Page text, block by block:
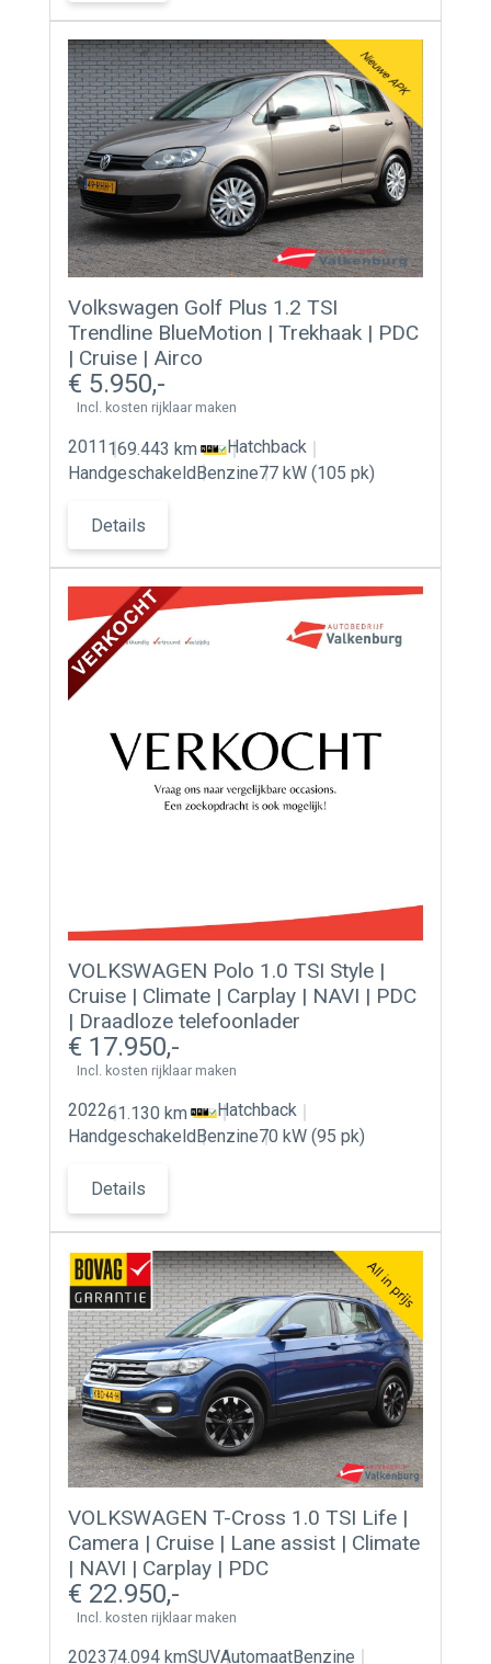
Volkswagen Golf Plus 1.2 TSI
Trendline BlueMotion | Trekhaak | PDC
| Cruise | Airco
5.950
Incl. kosten rijklaar maken
2011169.443 km
Hatchback
HandgeschakeldBenzine77 kW (105 pk)
Details
VOLKSWAGEN Polo 1.0 TSI Style |
Cruise | Climate | Carplay | NAVI | PDC
| Draadloze telefoonlader
17.950
Incl. kosten rijklaar maken
202261.130 km
Hatchback
Handgeschakeld Benzine70 kW (95 pk)
Details
VOLKSWAGEN T-Cross 1.0 TSI Life |
Camera | Cruise | Lane assist | Climate
| NAVI | Carplay | PDC
22.950
Incl. kosten rijklaar maken
202374.094 kmSUVAutomaatBenzine